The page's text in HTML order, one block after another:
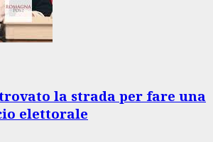
la strada per fare una
elettorale